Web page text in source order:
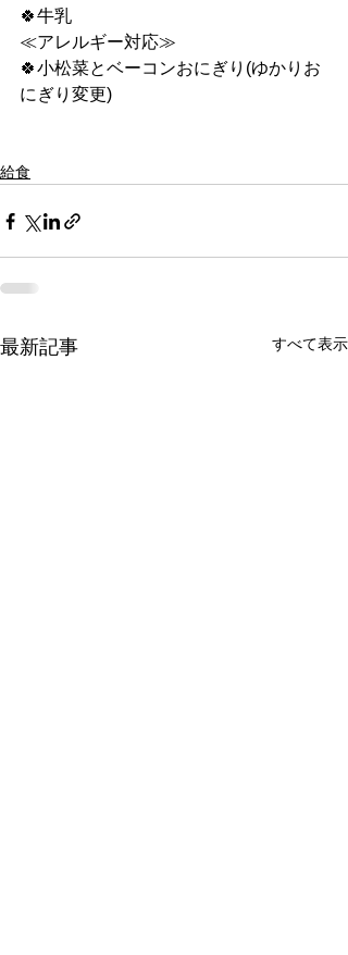
🍀牛乳
≪アレルギー対応≫
🍀小松菜とベーコンおにぎり(ゆかりお
にぎり変更)
給食
最新記事 すべて表示